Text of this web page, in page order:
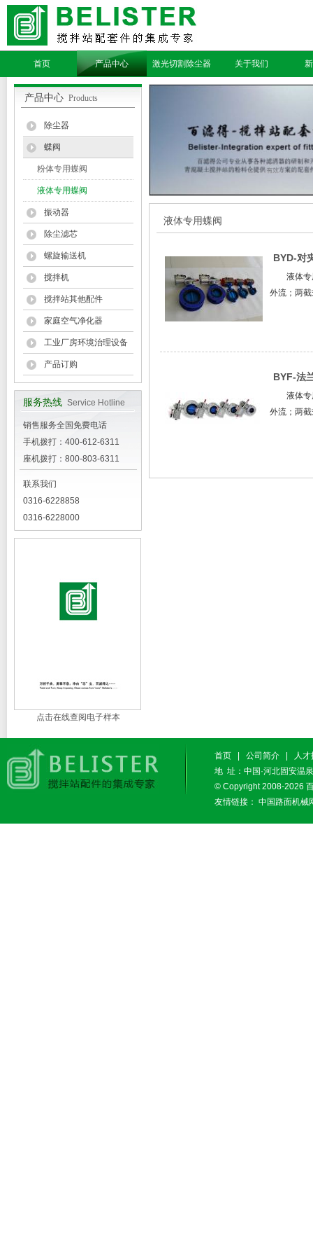
首页 产品中心 激光切割除尘器 关于我们
产品中心 Products
除尘器
蝶阀
粉体专用蝶阀
液体专用蝶阀
振动器
除尘滤芯
螺旋输送机
搅拌机
搅拌站其他配件
家庭空气净化器
工业厂房环境治理设备
产品订购
服务热线 Service Hotline
销售服务全国免费电话
手机拨打：400-612-6311
座机拨打：800-803-6311
联系我们
0316-6228858
0316-6228000
点击在线查阅电子样本
液体专用蝶阀
BYD-对
液体
外流；两
BYF-法
液体
外流；两
首页 公司简介
人
地 址：中国·河北固安温
© Copyright 2008-2026
友情链接： 中国路面机械